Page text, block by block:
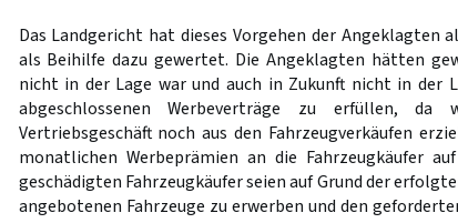
Das Landgericht hat dieses Vorgehen der Angeklagten
als Beihilfe dazu gewertet. Die Angeklagten hätten
nicht in der Lage war und auch in Zukunft nicht in der
abgeschlossenen Werbeverträge zu erfüllen, da
Vertriebsgeschäft noch aus den Fahrzeugverkäufen
monatlichen Werbeprämien an die Fahrzeugkäufer
geschädigten Fahrzeugkäufer seien auf Grund der
angebotenen Fahrzeuge zu erwerben und den